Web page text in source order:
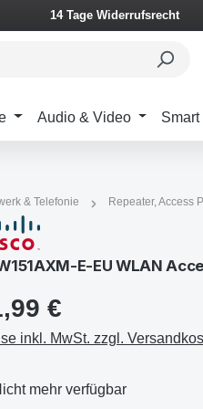
14 Tage Widerrufsrecht
Audio & Video
& Telefonie Repeater, Access
E-EU WLAN
€
inkl. MwSt. zzgl.
mehr verfügbar